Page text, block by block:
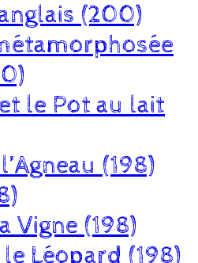
(200)
le Pot au lait
(198)
Vigne (198)
le Léopard (198)